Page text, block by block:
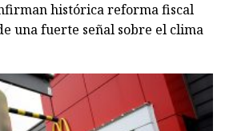
histórica reforma fiscal
una fuerte señal sobre el clima